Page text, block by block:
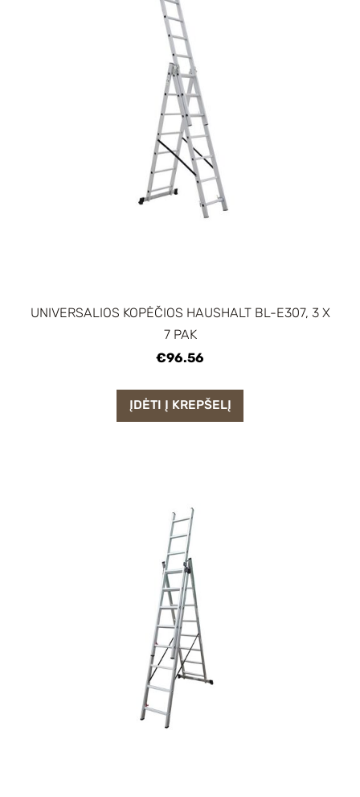
UNIVERSALIOS KOPĖČIOS HAUSHALT BL-E307, 3 X
7 PAK
€96.56
ĮDĖTI Į KREPŠELĮ